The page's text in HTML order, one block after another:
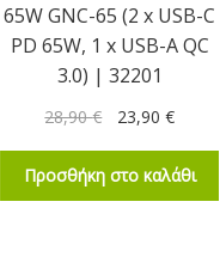
65W GNC-65 (2 x USB-C
PD 65W, 1 x USB-A QC
3.0) | 32201
28,90€ 23,90 €
Προσθήκη στο καλάθι